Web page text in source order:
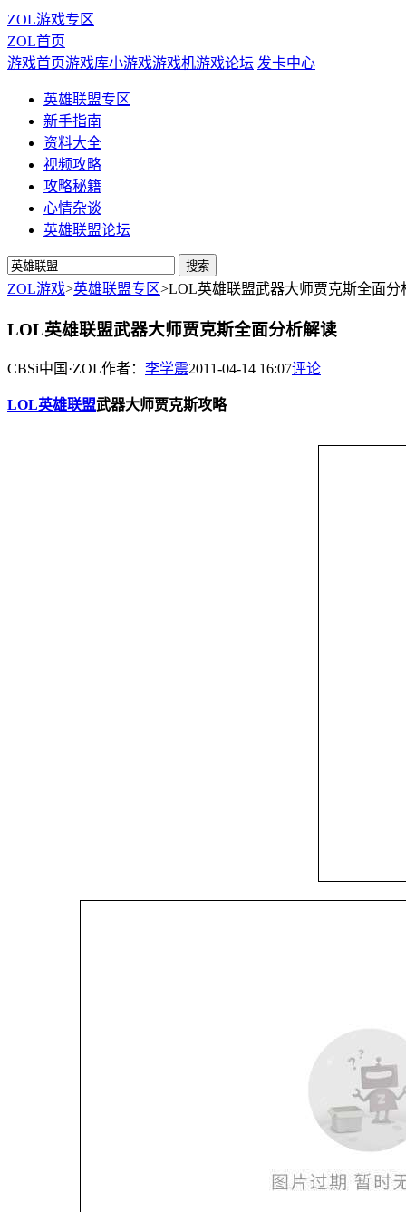
ZOL游戏专区
ZOL首页
游戏首页游戏库小游戏游戏机游戏论坛 发卡中心
英雄联盟专区
新手指南
资料大全
视频攻略
攻略秘籍
心情杂谈
英雄联盟论坛
ZOL游戏>英雄联盟专区>LOL英雄联盟武器大师贾克斯全面分
LOL英雄联盟武器大师贾克斯全面分析解读
CBSi中国·ZOL作者： 李学震2011-04-14 16:07评论
LOL英雄联盟武器大师贾克斯攻略